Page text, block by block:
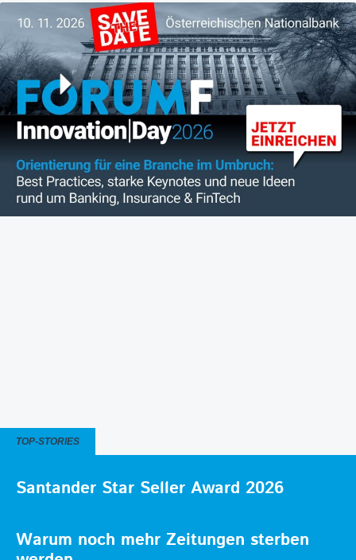
TOP-STORIES
Santander Star Seller Award 2026
Warum noch mehr Zeitungen sterben